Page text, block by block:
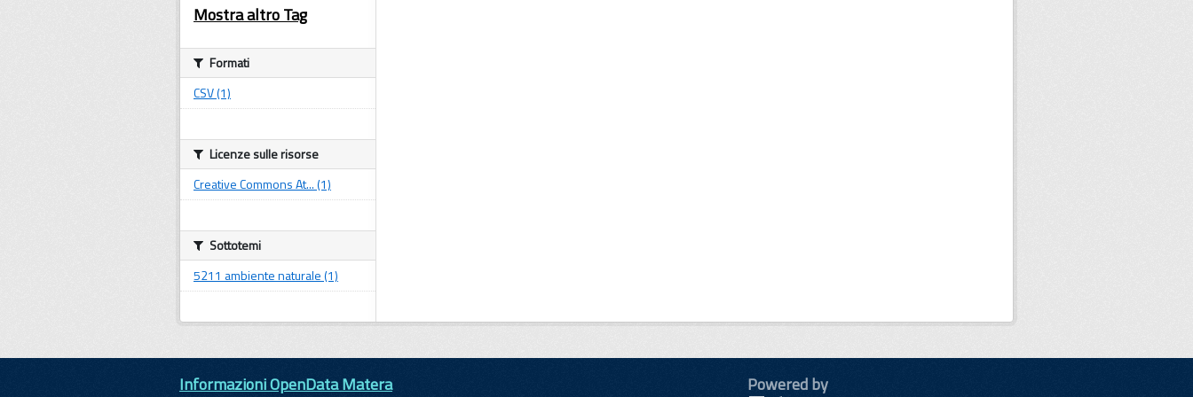
Mostra altro Tag
Formati
CSV (1)
Licenze sulle risorse
Creative Commons At... (1)
Sottotemi
5211 ambiente naturale (1)
Informazioni OpenData Matera
Powered by